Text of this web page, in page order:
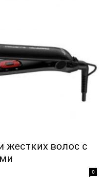
жестких волос с
0